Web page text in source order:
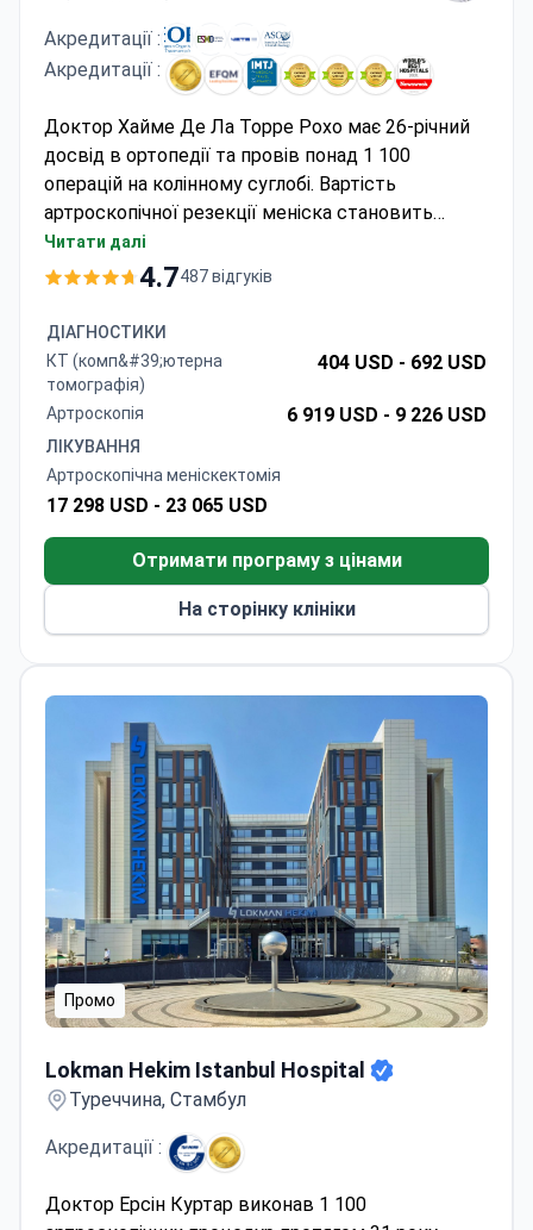
Акредитації :
Акредитації :
Доктор Хайме Де Ла Торре Рохо має 26-річний
досвід в ортопедії та провів понад 1 100
операцій на колінному суглобі. Вартість
артроскопічної резекції меніска становить
близько 16 000 € — зазвичай ця сума покриває
процедуру та МРТ суглоба. Клініка працює під
Текнон (Centro Médico Teknon) у Барселоні.
Доктор Де Ла Торре Рохо є провідним фахівцем
у галузі хірургії колінного суглоба та проводить
онлайн-консультації для складання
індивідуального плану лікування.
Читати далі
4.7487 відгуків
ДІАГНОСТИКИ
КТ (комп&#39;ютерна
томографія)
404 USD - 692 USD
Артроскопія 6 919 USD - 9 226 USD
ЛІКУВАННЯ
Артроскопічна меніскектомія
17 298 USD - 23 065 USD
Отримати програму з цінами
На сторінку клініки
Промо
Lokman Hekim Istanbul Hospital
Туреччина, Стамбул
Акредитації :
Доктор Ерсін Куртар виконав 1 100